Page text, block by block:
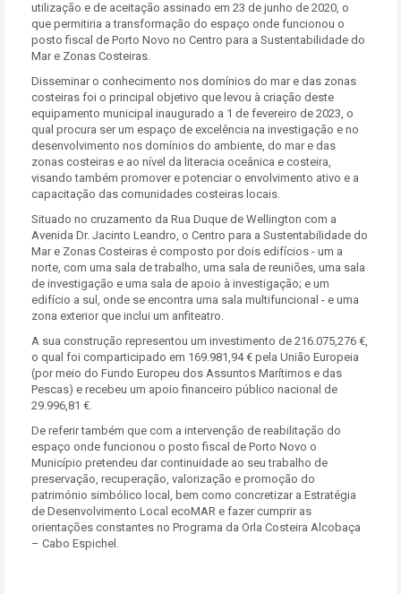
utilização e de aceitação assinado em 23 de junho de 2020, o
que permitiria a transformação do espaço onde funcionou o
posto fiscal de Porto Novo no Centro para a Sustentabilidade do
Mar e Zonas Costeiras.
Disseminar o conhecimento nos domínios do mar e das zonas
costeiras foi o principal objetivo que levou à criação deste
equipamento municipal inaugurado a 1 de fevereiro de 2023, o
qual procura ser um espaço de excelência na investigação e no
desenvolvimento nos domínios do ambiente, do mar e das
zonas costeiras e ao nível da literacia oceânica e costeira,
visando também promover e potenciar o envolvimento ativo e a
capacitação das comunidades costeiras locais.
Situado no cruzamento da Rua Duque de Wellington com a
Avenida Dr. Jacinto Leandro, o Centro para a Sustentabilidade do
Mar e Zonas Costeiras é composto por dois edifícios - um a
norte, com uma sala de trabalho, uma sala de reuniões, uma sala
de investigação e uma sala de apoio à investigação; e um
edifício a sul, onde se encontra uma sala multifuncional - e uma
zona exterior que inclui um anfiteatro.
A sua construção representou um investimento de 216.075,276 €,
o qual foi comparticipado em 169.981,94 € pela União Europeia
(por meio do Fundo Europeu dos Assuntos Marítimos e das
Pescas) e recebeu um apoio financeiro público nacional de
29.996,81 €.
De referir também que com a intervenção de reabilitação do
espaço onde funcionou o posto fiscal de Porto Novo o
Município pretendeu dar continuidade ao seu trabalho de
preservação, recuperação, valorização e promoção do
património simbólico local, bem como concretizar a Estratégia
de Desenvolvimento Local ecoMAR e fazer cumprir as
orientações constantes no Programa da Orla Costeira Alcobaça
– Cabo Espichel.